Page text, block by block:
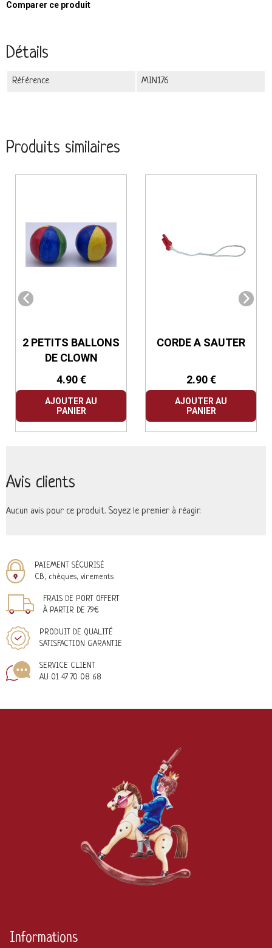
Comparer ce produit
Détails
Référence MIN176
Produits similaires
2 PETITS BALLONS
DE CLOWN
4.90 €
AJOUTER AU
PANIER
CORDE A SAUTER
2.90 €
AJOUTER AU
PANIER
Avis clients
Aucun avis pour ce produit. Soyez le premier à réagir.
PAIEMENT SÉCURISÉ
CB, chèques, virements
FRAIS DE PORT OFFERT
À PARTIR DE 79€
PRODUIT DE QUALITÉ
SATISFACTION GARANTIE
SERVICE CLIENT
AU 01 47 70 08 68
Informations